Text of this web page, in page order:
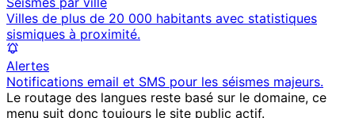
Villes de plus de 20 000 habitants avec statistiques
sismiques à proximité.
Alertes
Notifications email et SMS pour les séismes majeurs.
Le routage des langues reste basé sur le domaine, ce
menu suit donc toujours le site public actif.